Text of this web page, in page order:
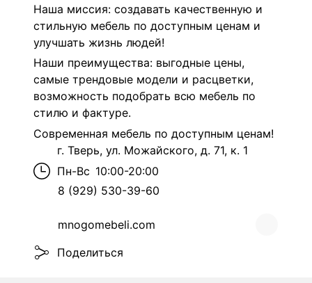
Наша миссия: создавать качественную и
стильную мебель по доступным ценам и
улучшать жизнь людей!
Наши преимущества: выгодные цены,
самые трендовые модели и расцветки,
возможность подобрать всю мебель по
стилю и фактуре.
Современная мебель по доступным ценам!
г. Тверь, ул. Можайского, д. 71, к. 1
Пн-Вс 10:00-20:00
8 (929) 530-39-60
mnogomebeli.com
Поделиться